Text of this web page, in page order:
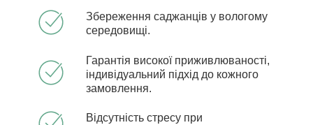
Збереження саджанців у вологому
середовищі.
Гарантія високої приживлюваності,
індивідуальний підхід до кожного
замовлення.
Відсутність стресу при